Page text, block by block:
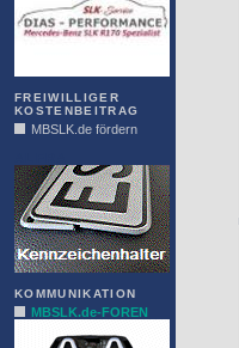
FREIWILLIGER
KOSTENBEITRAG
MBSLK.de fördern
KOMMUNIKATION
MBSLK.de-FOREN